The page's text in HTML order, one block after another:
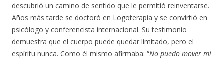
descubrió un camino de sentido que le permitió reinventarse.
Años más tarde se doctoró en Logoterapia y se convirtió en
psicólogo y conferencista internacional. Su testimonio
demuestra que el cuerpo puede quedar limitado, pero el
espíritu nunca. Como él mismo afirmaba: “No puedo mover mi